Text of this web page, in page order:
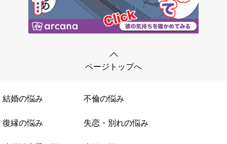
ページトップへ
結婚の悩み 不倫の悩み
復縁の悩み 失恋・別れの悩み